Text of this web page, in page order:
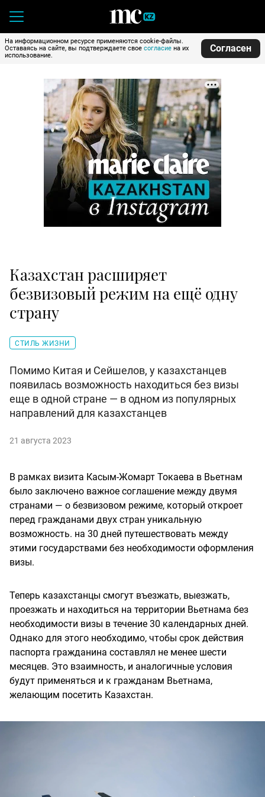
На информационном ресурсе применяются cookie-файлы.
Оставаясь на сайте, вы подтверждаете свое согласие на их
использование.
Согласен
Казахстан расширяет
безвизовый режим на ещё одну
страну
СТИЛЬ ЖИЗНИ
Помимо Китая и Сейшелов, у казахстанцев
появилась возможность находиться без визы
еще в одной стране — в одном из популярных
направлений для казахстанцев
21 августа 2023
В рамках визита Касым-Жомарт Токаева в Вьетнам
было заключено важное соглашение между двумя
странами — о безвизовом режиме, который откроет
перед гражданами двух стран уникальную
возможность. на 30 дней путешествовать между
этими государствами без необходимости оформления
визы.
Теперь казахстанцы смогут въезжать, выезжать,
проезжать и находиться на территории Вьетнама без
необходимости визы в течение 30 календарных дней.
Однако для этого необходимо, чтобы срок действия
паспорта гражданина составлял не менее шести
месяцев. Это взаимность, и аналогичные условия
будут применяться и к гражданам Вьетнама,
желающим посетить Казахстан.